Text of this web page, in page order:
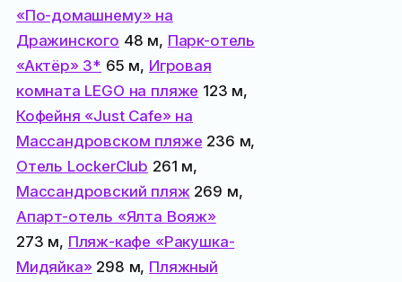
«По-домашнему» на
Дражинского 48 м, Парк-отель
«Актёр» 3* 65 м, Игровая
комната LEGO на пляже 123 м,
Кофейня «Just Cafe» на
Массандровском пляже 236 м,
Отель LockerClub 261 м,
Массандровский пляж 269 м,
Апарт-отель «Ялта Вояж»
273 м, Пляж-кафе «Ракушка-
Мидяйка»298 м, Пляжный